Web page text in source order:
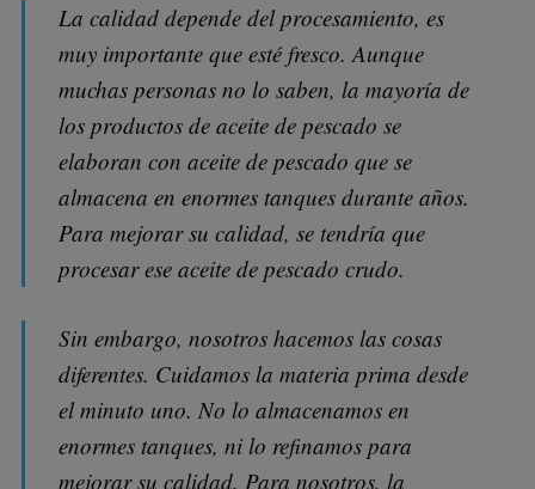
La calidad depende del procesamiento, es
muy importante que esté fresco. Aunque
muchas personas no lo saben, la mayoría de
los productos de aceite de pescado se
elaboran con aceite de pescado que se
almacena en enormes tanques durante años.
Para mejorar su calidad, se tendría que
procesar ese aceite de pescado crudo.
Sin embargo, nosotros hacemos las cosas
diferentes. Cuidamos la materia prima desde
el minuto uno. No lo almacenamos en
enormes tanques, ni lo refinamos para
mejorar su calidad. Para nosotros, la